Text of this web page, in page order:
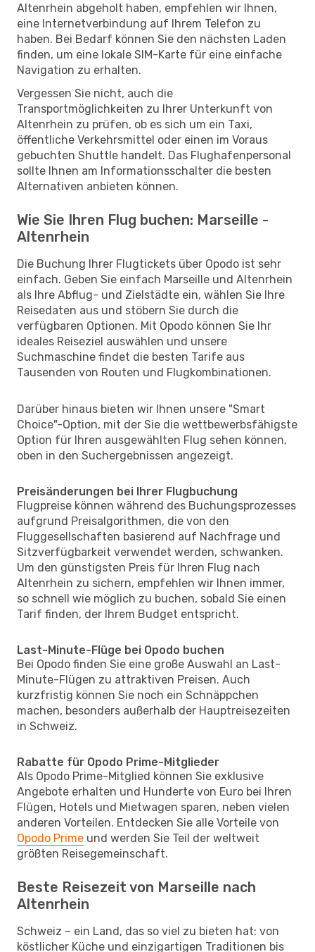
Altenrhein abgeholt haben, empfehlen wir Ihnen,
eine Internetverbindung auf Ihrem Telefon zu
haben. Bei Bedarf können Sie den nächsten Laden
finden, um eine lokale SIM-Karte für eine einfache
Navigation zu erhalten.
Vergessen Sie nicht, auch die
Transportmöglichkeiten zu Ihrer Unterkunft von
Altenrhein zu prüfen, ob es sich um ein Taxi,
öffentliche Verkehrsmittel oder einen im Voraus
gebuchten Shuttle handelt. Das Flughafenpersonal
sollte Ihnen am Informationsschalter die besten
Alternativen anbieten können.
Wie Sie Ihren Flug buchen: Marseille -
Altenrhein
Die Buchung Ihrer Flugtickets über Opodo ist sehr
einfach. Geben Sie einfach Marseille und Altenrhein
als Ihre Abflug- und Zielstädte ein, wählen Sie Ihre
Reisedaten aus und stöbern Sie durch die
verfügbaren Optionen. Mit Opodo können Sie Ihr
ideales Reiseziel auswählen und unsere
Suchmaschine findet die besten Tarife aus
Tausenden von Routen und Flugkombinationen.
Darüber hinaus bieten wir Ihnen unsere "Smart
Choice"-Option, mit der Sie die wettbewerbsfähigste
Option für Ihren ausgewählten Flug sehen können,
oben in den Suchergebnissen angezeigt.
Preisänderungen bei Ihrer Flugbuchung
Flugpreise können während des Buchungsprozesses
aufgrund Preisalgorithmen, die von den
Fluggesellschaften basierend auf Nachfrage und
Sitzverfügbarkeit verwendet werden, schwanken.
Um den günstigsten Preis für Ihren Flug nach
Altenrhein zu sichern, empfehlen wir Ihnen immer,
so schnell wie möglich zu buchen, sobald Sie einen
Tarif finden, der Ihrem Budget entspricht.
Last-Minute-Flüge bei Opodo buchen
Bei Opodo finden Sie eine große Auswahl an Last-
Minute-Flügen zu attraktiven Preisen. Auch
kurzfristig können Sie noch ein Schnäppchen
machen, besonders außerhalb der Hauptreisezeiten
in Schweiz.
Rabatte für Opodo Prime-Mitglieder
Als Opodo Prime-Mitglied können Sie exklusive
Angebote erhalten und Hunderte von Euro bei Ihren
Flügen, Hotels und Mietwagen sparen, neben vielen
anderen Vorteilen. Entdecken Sie alle Vorteile von
Opodo Prime und werden Sie Teil der weltweit
größten Reisegemeinschaft.
Beste Reisezeit von Marseille nach
Altenrhein
Schweiz – ein Land, das so viel zu bieten hat: von
köstlicher Küche und einzigartigen Traditionen bis